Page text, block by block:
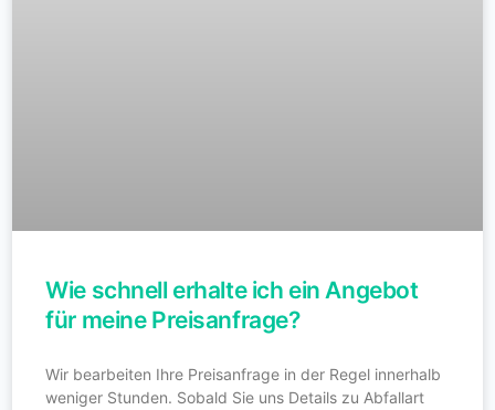
Wie schnell erhalte ich ein Angebot
für meine Preisanfrage?
Wir bearbeiten Ihre Preisanfrage in der Regel innerhalb
weniger Stunden. Sobald Sie uns Details zu Abfallart